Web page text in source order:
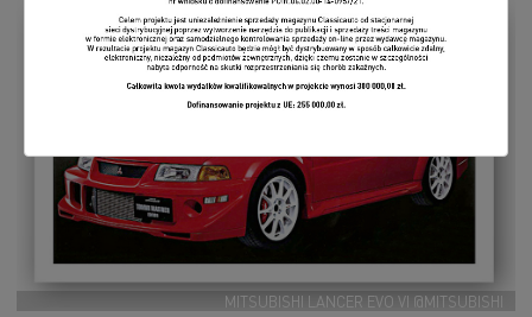
MITSUBISHI LANCER EVO VI @MITSUBISHI